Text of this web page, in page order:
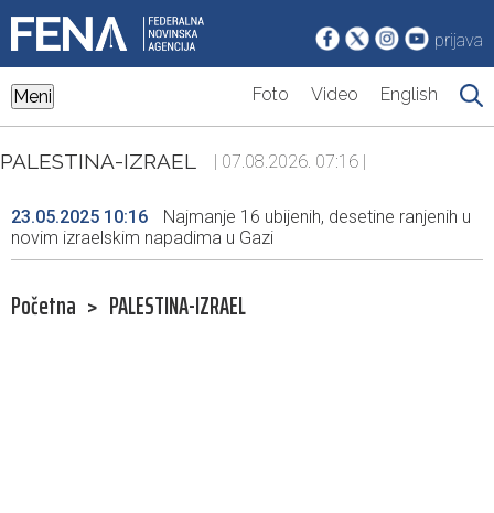
prijava
Meni Foto Video English
PALESTINA-IZRAEL | 07.08.2026. 07:16 |
23.05.2025 10:16
Najmanje 16 ubijenih, desetine ranjenih u
novim izraelskim napadima u Gazi
Početna > PALESTINA-IZRAEL